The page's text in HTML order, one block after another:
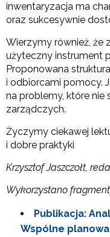
inwentaryzacja ma
oraz sukcesywnie
Wierzymy również, że
użyteczny instrument
Proponowana
i odbiorcami pomocy.
na problemy, które
zarządczych.
Życzymy ciekawej
i dobre praktyki
Krzysztof Jaszczołt,
Wykorzystano
Publikacja:
Wspólne